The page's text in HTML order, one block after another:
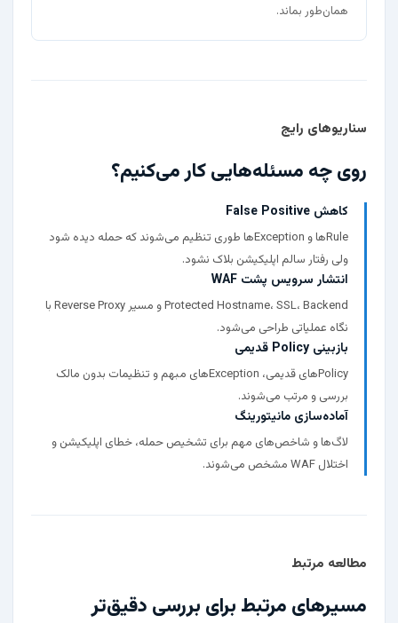
همان‌طور بماند.
سناریوهای رایج
روی چه مسئله‌هایی کار می‌کنیم؟
کاهش False Positive
Ruleها و Exceptionها طوری تنظیم می‌شوند که حمله دیده شود
ولی رفتار سالم اپلیکیشن بلاک نشود.
انتشار سرویس پشت WAF
Protected Hostname، SSL، Backend و مسیر Reverse Proxy با
نگاه عملیاتی طراحی می‌شود.
بازبینی Policy قدیمی
Policyهای قدیمی، Exceptionهای مبهم و تنظیمات بدون مالک
بررسی و مرتب می‌شوند.
آماده‌سازی مانیتورینگ
لاگ‌ها و شاخص‌های مهم برای تشخیص حمله، خطای اپلیکیشن و
اختلال WAF مشخص می‌شوند.
مطالعه مرتبط
مسیرهای مرتبط برای بررسی دقیق‌تر